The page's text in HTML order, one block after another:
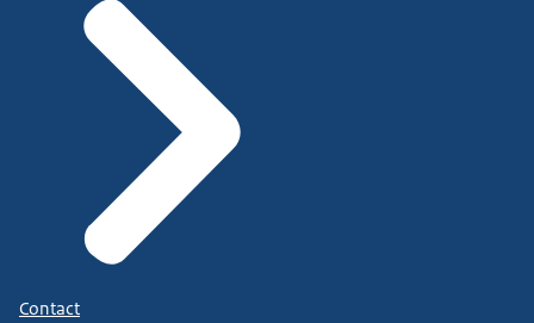
Contact